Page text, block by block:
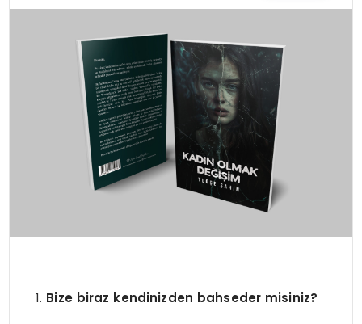
Bize biraz kendinizden bahseder misiniz?